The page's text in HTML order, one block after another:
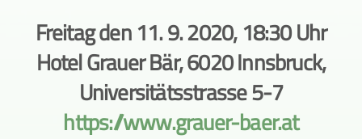
Freitag den 11. 9. 2020, 18:30 Uhr
Hotel Grauer Bär, 6020 Innsbruck,
Universitätsstrasse 5-7
https://www.grauer-baer.at